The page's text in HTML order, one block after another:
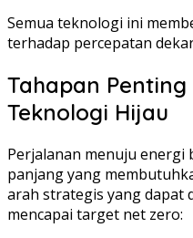
Semua teknologi ini
terhadap percepatan
Tahapan
Teknologi Hijau
Perjalanan menuju energi
panjang yang
arah strategis yang dapat
mencapai target net zero: